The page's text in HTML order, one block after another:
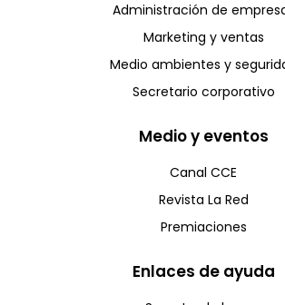
Administración de
Marketing y ventas
Medio ambientes y
Secretario corporativo
Medio y eventos
Canal CCE
Revista La Red
Premiaciones
Enlaces de ayuda